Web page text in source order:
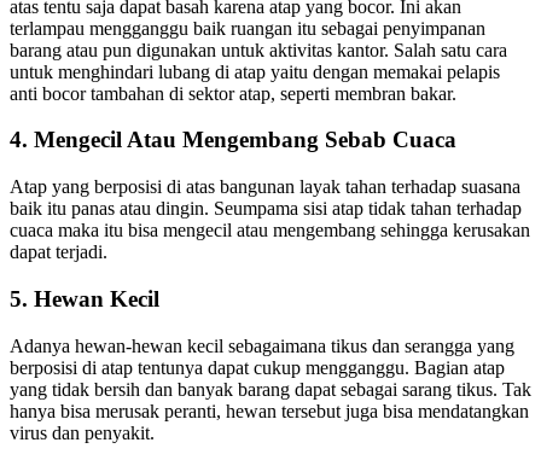
atas tentu saja dapat basah karena atap yang bocor. Ini akan
terlampau mengganggu baik ruangan itu sebagai penyimpanan
barang atau pun digunakan untuk aktivitas kantor. Salah satu cara
untuk menghindari lubang di atap yaitu dengan memakai pelapis
anti bocor tambahan di sektor atap, seperti membran bakar.
4. Mengecil Atau Mengembang Sebab Cuaca
Atap yang berposisi di atas bangunan layak tahan terhadap suasana
baik itu panas atau dingin. Seumpama sisi atap tidak tahan terhadap
cuaca maka itu bisa mengecil atau mengembang sehingga kerusakan
dapat terjadi.
5. Hewan Kecil
Adanya hewan-hewan kecil sebagaimana tikus dan serangga yang
berposisi di atap tentunya dapat cukup mengganggu. Bagian atap
yang tidak bersih dan banyak barang dapat sebagai sarang tikus. Tak
hanya bisa merusak peranti, hewan tersebut juga bisa mendatangkan
virus dan penyakit.